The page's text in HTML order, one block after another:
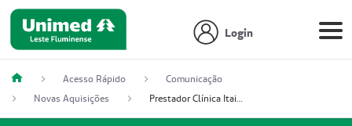
Login
Acesso Rápido
Comunicação
Novas Aquisições
Prestador Clínica Itaipú Ltda (51004348-2)